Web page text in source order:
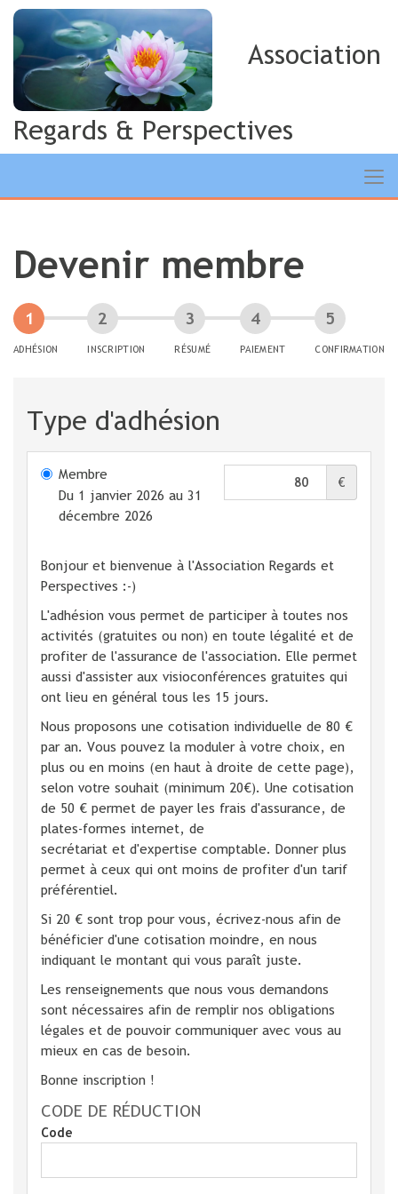
Association
Regards & Perspectives
Devenir membre
ADHÉSION INSCRIPTION RÉSUMÉ PAIEMENT CONFIRMATION
Type d'adhésion
€
Membre
Du 1 janvier 2026 au 31
décembre 2026
Bonjour et bienvenue à l'Association Regards et
Perspectives :-)
L'adhésion vous permet de participer à toutes nos
activités (gratuites ou non) en toute légalité et de
profiter de l'assurance de l'association. Elle permet
aussi d'assister aux visioconférences gratuites qui
ont lieu en général tous les 15 jours.
Nous proposons une cotisation individuelle de 80 €
par an. Vous pouvez la moduler à votre choix, en
plus ou en moins (en haut à droite de cette page),
selon votre souhait (minimum 20€). Une cotisation
de 50 € permet de payer les frais d'assurance, de
plates-formes internet, de
secrétariat et d'expertise comptable. Donner plus
permet à ceux qui ont moins de profiter d'un tarif
préférentiel.
Si 20 € sont trop pour vous, écrivez-nous afin de
bénéficier d'une cotisation moindre, en nous
indiquant le montant qui vous paraît juste.
Les renseignements que nous vous demandons
sont nécessaires afin de remplir nos obligations
légales et de pouvoir communiquer avec vous au
mieux en cas de besoin.
Bonne inscription !
CODE DE RÉDUCTION
Code